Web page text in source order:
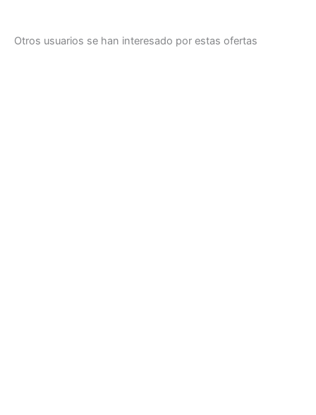
Otros usuarios se han interesado por estas ofertas